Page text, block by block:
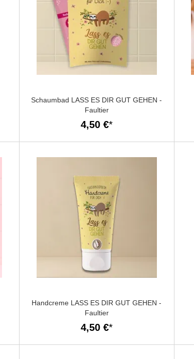
Schaumbad LASS ES DIR GUT GEHEN -
Faultier
4,50 €
Handcreme LASS ES DIR GUT GEHEN -
Faultier
4,50 €